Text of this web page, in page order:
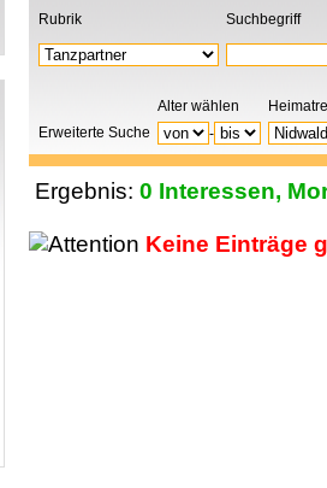
Rubrik Suchbegriff
Alter wählen
Erweiterte Suche
-
Ergebnis: 0 Interessen,
Keine Einträge